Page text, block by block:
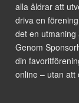
alla åldrar att
driva en
det en
Genom
din
online – utan att